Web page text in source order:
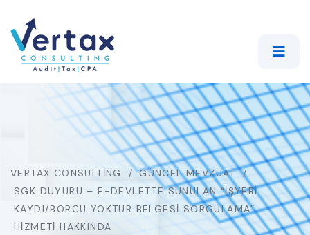
VERTAX CONSULTING
GÜNCEL MEVZUAT
SGK DUYURU – E-DEVLETTE SUNULAN “İŞYERI
KAYDI/BORCU YOKTUR BELGESI SORGULAMA”
HIZMETI HAKKINDA